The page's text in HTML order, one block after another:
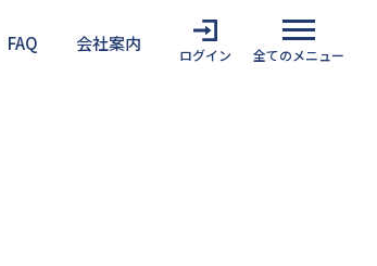
FAQ 会社案内
ログイン